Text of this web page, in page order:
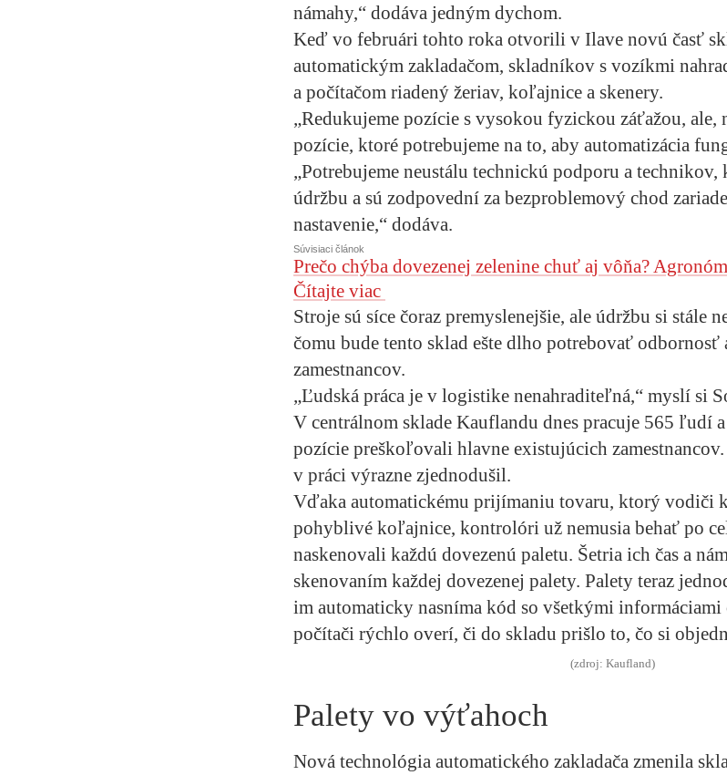
námahy,“ dodáva jedným dychom.
Keď vo februári tohto roka otvorili v Ilave novú časť
automatickým zakladačom, skladníkov s vozíkmi
a počítačom riadený žeriav, koľajnice a skenery.
„Redukujeme pozície s vysokou fyzickou záťažou, ale,
pozície, ktoré potrebujeme na to, aby automatizácia
„Potrebujeme neustálu technickú podporu a technikov,
údržbu a sú zodpovední za bezproblemový chod
nastavenie,“ dodáva.
Súvisiaci článok
Prečo chýba dovezenej zelenine chuť aj vôňa?
Čítajte viac
Stroje sú síce čoraz premyslenejšie, ale údržbu si stále
čomu bude tento sklad ešte dlho potrebovať
zamestnancov.
„Ľudská práca je v logistike nenahraditeľná,“ myslí si
V centrálnom sklade Kauflandu dnes pracuje 565 ľudí
pozície preškoľovali hlavne existujúcich
v práci výrazne zjednodušil.
Vďaka automatickému prijímaniu tovaru, ktorý vodiči
pohyblivé koľajnice, kontrolóri už nemusia behať po
naskenovali každú dovezenú paletu. Šetria ich čas a
skenovaním každej dovezenej palety. Palety teraz
im automaticky nasníma kód so všetkými
počítači rýchlo overí, či do skladu prišlo to, čo si
(zdroj: Kaufland)
Palety vo výťahoch
Nová technológia automatického zakladača zmenila